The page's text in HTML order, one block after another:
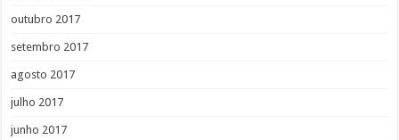
outubro 2017
setembro 2017
agosto 2017
julho 2017
junho 2017